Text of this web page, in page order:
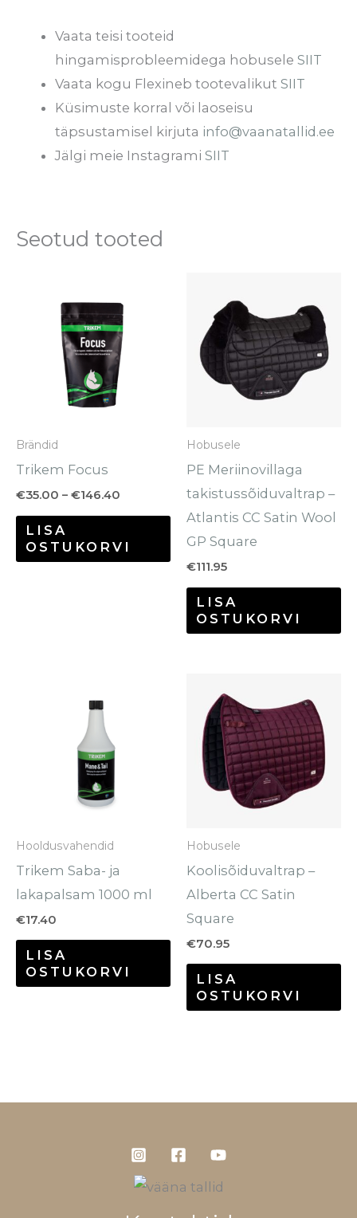
Vaata teisi tooteid
hingamisprobleemidega hobuseleSIIT
Vaata kogu Flexineb tootevalikutSIIT
Küsimuste korral või laoseisu
täpsustamisel kirjuta info@vaanatallid.ee
Jälgi meie InstagramiSIIT
Seotud tooted
Brändid
Trikem Focus
€35.00 – €146.40
kuni
€146.40
LISA
OSTUKORVI
mitu
varianti.
teha
tootelehel.
Hobusele
PE Meriinovillaga
takistussõiduvaltrap –
Atlantis CC Satin Wool
GP Square
€111.95
LISA
OSTUKORVI
Hooldusvahendid
Trikem Saba- ja
lakapalsam 1000 ml
€17.40
LISA
OSTUKORVI
Hobusele
Koolisõiduvaltrap –
Alberta CC Satin
Square
€70.95
LISA
OSTUKORVI